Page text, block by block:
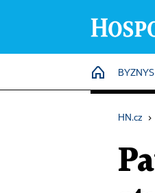
HOME
BYZNYS
HN.cz ›